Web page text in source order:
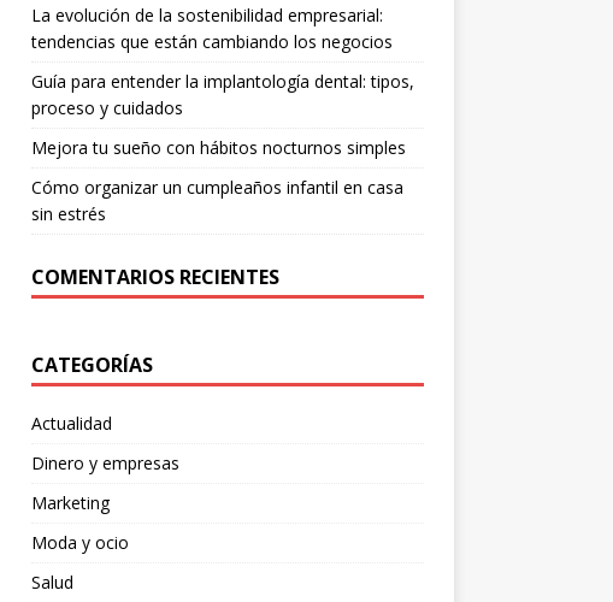
La evolución de la sostenibilidad empresarial:
tendencias que están cambiando los negocios
Guía para entender la implantología dental: tipos,
proceso y cuidados
Mejora tu sueño con hábitos nocturnos simples
Cómo organizar un cumpleaños infantil en casa
sin estrés
COMENTARIOS RECIENTES
CATEGORÍAS
Actualidad
Dinero y empresas
Marketing
Moda y ocio
Salud